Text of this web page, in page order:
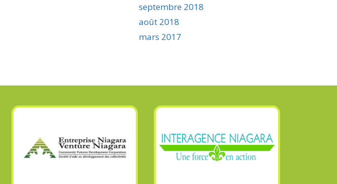
septembre 2018
août 2018
mars 2017